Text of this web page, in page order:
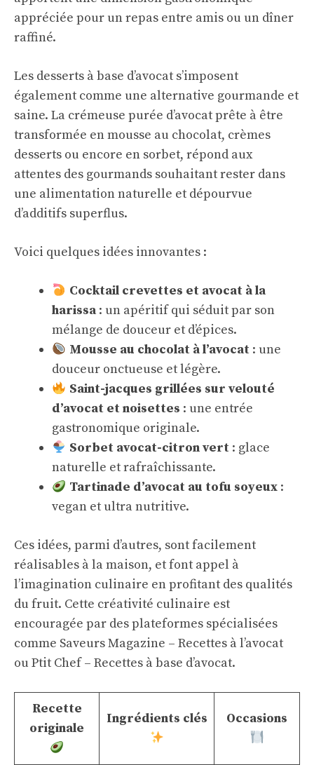
appréciée pour un repas entre amis ou un dîner
raffiné.
Les desserts à base d’avocat s’imposent
également comme une alternative gourmande et
saine. La crémeuse purée d’avocat prête à être
transformée en mousse au chocolat, crèmes
desserts ou encore en sorbet, répond aux
attentes des gourmands souhaitant rester dans
une alimentation naturelle et dépourvue
d’additifs superflus.
Voici quelques idées innovantes :
Cocktail crevettes et avocat à la
harissa : un apéritif qui séduit par son
mélange de douceur et d’épices.
Mousse au chocolat à l’avocat : une
douceur onctueuse et légère.
Saint-jacques grillées sur velouté
d’avocat et noisettes : une entrée
gastronomique originale.
Sorbet avocat-citron vert : glace
naturelle et rafraîchissante.
Tartinade d’avocat au tofu soyeux:
vegan et ultra nutritive.
Ces idées, parmi d’autres, sont facilement
réalisables à la maison, et font appel à
l’imagination culinaire en profitant des qualités
du fruit. Cette créativité culinaire est
encouragée par des plateformes spécialisées
comme Saveurs Magazine – Recettes à l’avocat
ou Ptit Chef – Recettes à base d’avocat.
Recette
originale
Ingrédients clés Occasions